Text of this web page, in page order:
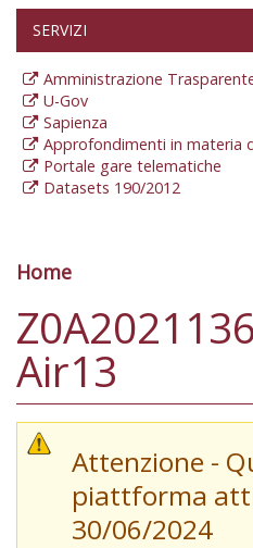
SERVIZI
Amministrazione
U-Gov
Sapienza
Approfondimenti in materia
Portale gare telematiche
Datasets 190/2012
Tu sei qui
Home
Air13
Attenzione -
piattforma
30/06/2024